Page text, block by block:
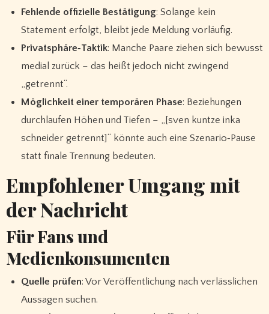
Fehlende offizielle Bestätigung: Solange kein
Statement erfolgt, bleibt jede Meldung vorläufig.
Privatsphäre‑Taktik: Manche Paare ziehen sich bewusst
medial zurück – das heißt jedoch nicht zwingend
„getrennt“.
Möglichkeit einer temporären Phase: Beziehungen
durchlaufen Höhen und Tiefen – „[sven kuntze inka
schneider getrennt]“ könnte auch eine Szenario‑Pause
statt finale Trennung bedeuten.
Empfohlener Umgang mit
der Nachricht
Für Fans und
Medienkonsumenten
Quelle prüfen: Vor Veröffentlichung nach verlässlichen
Aussagen suchen.